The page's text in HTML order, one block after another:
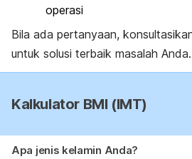
operasi
Bila ada pertanyaan,
untuk solusi terbaik masalah Anda.
Kalkulator BMI (IMT)
Apa jenis kelamin Anda?